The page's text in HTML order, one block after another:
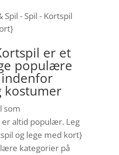
Spil - Spil - Kortspil
er et
populære
kostumer
som
er altid populær. Leg
og lege med kort}
kategorier på